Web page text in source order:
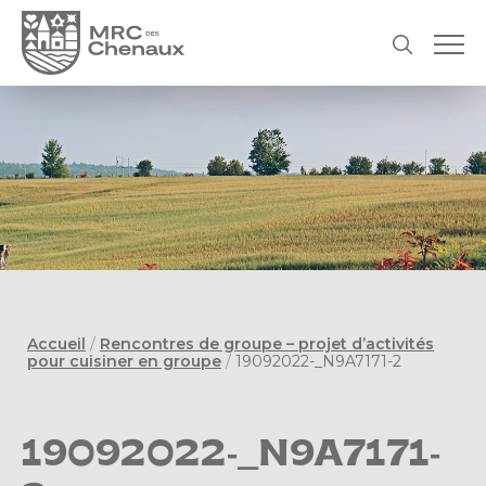
Accueil / Rencontres de groupe – projet d’activités
pour cuisiner en groupe / 19092022-_N9A7171-2
19092022-_N9A7171-